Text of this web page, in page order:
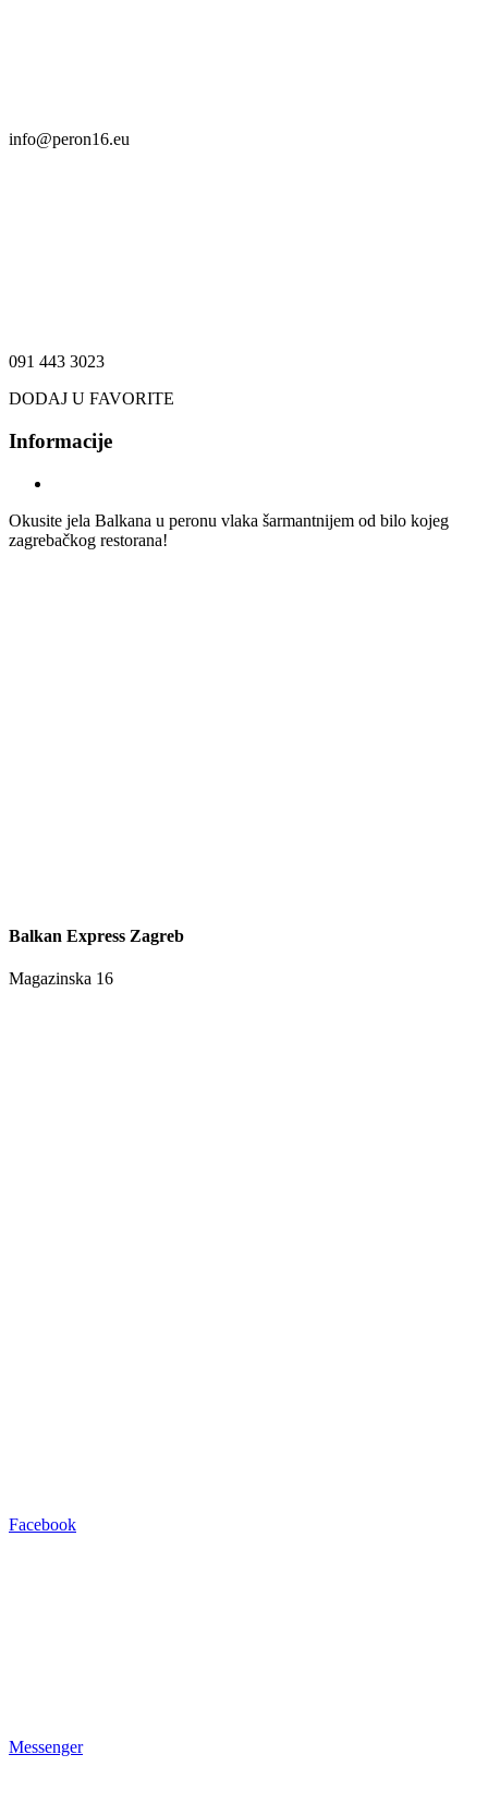
info@peron16.eu
091 443 3023
DODAJ U FAVORITE
Informacije
Okusite jela Balkana u peronu vlaka šarmantnijem od bilo kojeg
zagrebačkog restorana!
Balkan Express Zagreb
Magazinska 16
Facebook
Messenger